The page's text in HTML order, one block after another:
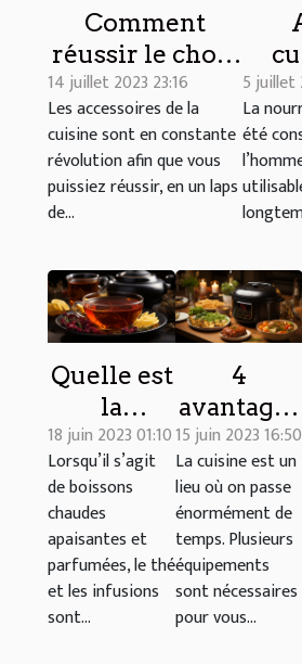
Comment
réussir le choix
d’une friteuse
sans huile pour
vos
préparations ?
14 juillet 2023 23:16
Les accessoires de la
cuisine sont en constante
révolution afin que vous
puissiez réussir, en un laps
de...
les
5 juillet
La
été
Quelle est
la
différence
entre thé
et
infusion ?
18 juin 2023 01:10
Lorsqu’il s’agit
de boissons
chaudes
apaisantes et
parfumées, le thé
et les infusions
sont...
4
avantages
d’utiliser
la cocotte-
minute
SEB dans
votre
cuisine
15 juin 2023 16:50
La cuisine est un
lieu où on passe
énormément de
temps. Plusieurs
équipements
sont nécessaires
pour vous...